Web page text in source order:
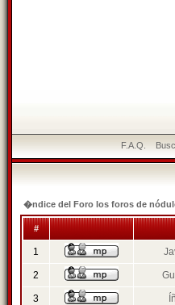
F.A.Q.
�ndice del Foro los foros de
#
1
2
3